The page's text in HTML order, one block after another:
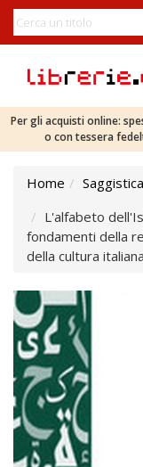
Per gli acquisti online:
o con tessera
Home Saggistica
L'alfabeto
fondamenti della
della cultura